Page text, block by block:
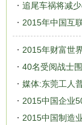
追尾车祸将减
2015年中国互
2015年财富世
40名受阅战士
媒体:东莞工人
2015中国企业
2015中国制造